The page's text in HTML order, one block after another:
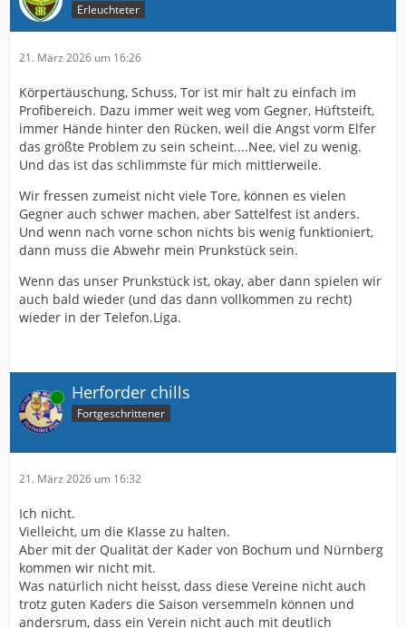
Erleuchteter
21. März 2026 um 16:26
Körpertäuschung, Schuss, Tor ist mir halt zu einfach im
Profibereich. Dazu immer weit weg vom Gegner, Hüftsteift,
immer Hände hinter den Rücken, weil die Angst vorm Elfer
das größte Problem zu sein scheint....Nee, viel zu wenig.
Und das ist das schlimmste für mich mittlerweile.
Wir fressen zumeist nicht viele Tore, können es vielen
Gegner auch schwer machen, aber Sattelfest ist anders.
Und wenn nach vorne schon nichts bis wenig funktioniert,
dann muss die Abwehr mein Prunkstück sein.
Wenn das unser Prunkstück ist, okay, aber dann spielen wir
auch bald wieder (und das dann vollkommen zu recht)
wieder in der Telefon.Liga.
Online Herforder chills
Fortgeschrittener
21. März 2026 um 16:32
Ich nicht.
Vielleicht, um die Klasse zu halten.
Aber mit der Qualität der Kader von Bochum und Nürnberg
kommen wir nicht mit.
Was natürlich nicht heisst, dass diese Vereine nicht auch
trotz guten Kaders die Saison versemmeln können und
andersrum, dass ein Verein nicht auch mit deutlich